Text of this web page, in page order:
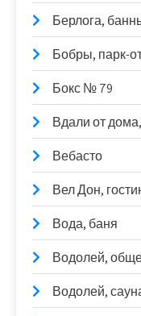
Берлога,
Бобры, парк-
Бокс № 79
Вдали от
Вебасто
Вел Дон,
Вода, баня
Водолей,
Водолей,